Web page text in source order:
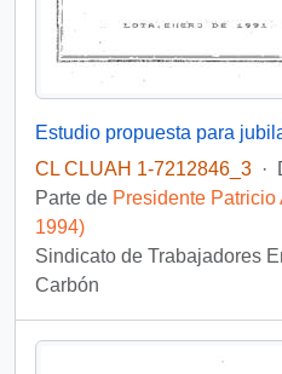
CL CLUAH 1-7212846_3 ·
Parte de Presidente
1994)
Sindicato de Trabajadores
Carbón